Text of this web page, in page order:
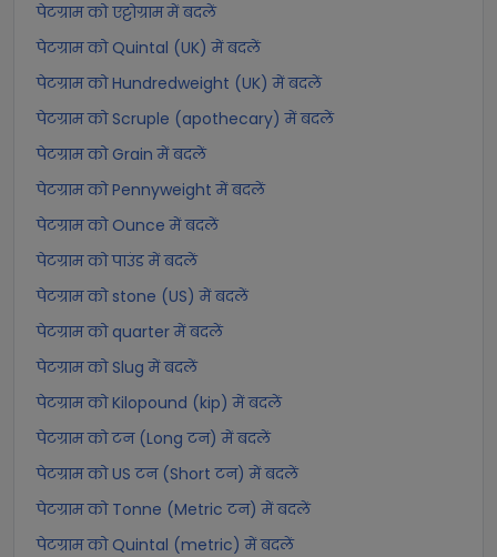
पेटग्राम को एट्टोग्राम में बदलें
पेटग्राम को Quintal (UK) में बदलें
पेटग्राम को Hundredweight (UK) में बदलें
पेटग्राम को Scruple (apothecary) में बदलें
पेटग्राम को Grain में बदलें
पेटग्राम को Pennyweight में बदलें
पेटग्राम को Ounce में बदलें
पेटग्राम को पाउंड में बदलें
पेटग्राम को stone (US) में बदलें
पेटग्राम को quarter में बदलें
पेटग्राम को Slug में बदलें
पेटग्राम को Kilopound (kip) में बदलें
पेटग्राम को टन (Long टन) में बदलें
पेटग्राम को US टन (Short टन) में बदलें
पेटग्राम को Tonne (Metric टन) में बदलें
पेटग्राम को Quintal (metric) में बदलें